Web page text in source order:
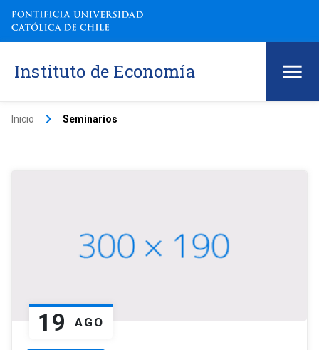
Instituto de Economía
Inicio keyboard_arrow_right Seminarios
19 AGO